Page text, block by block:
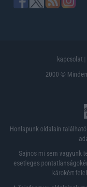
kapcsolat |
2000 ©
Honlapunk oldalain
Sajnos mi sem vagyunk
esetleges
károkért